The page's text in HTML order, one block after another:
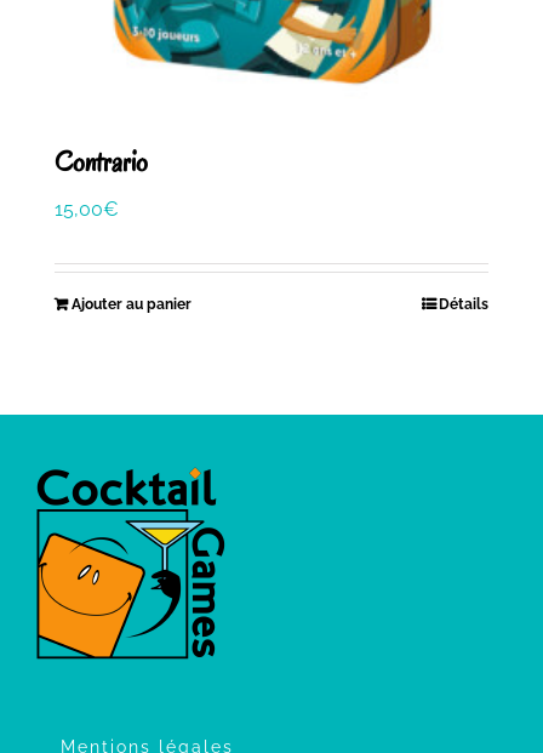
Contrario
15,00€
Ajouter au panier Détails
Mentions légales